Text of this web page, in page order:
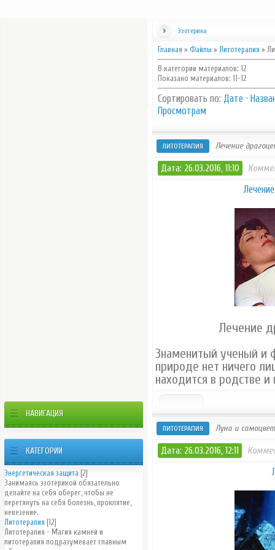
НАВИГАЦИЯ
КАТЕГОРИИ
Энергетическая защита [2]
Занимаясь эзотерикой обязательно
делайте на себя оберег, чтобы не
перетянуть на себя болезнь, проклятие,
невезение.
Литотерапия [12]
Литотерапия - Магия камней и
литотерапия подразумевает главным
Эзотерика
Главная » Файлы » Литотерапия »
В категории материалов: 12
Показано материалов: 11-12
Сортировать по: Дате·
Просмотрам
ЛИТОТЕРАПИЯ Лечение
Дата: 26.03.2016, 11:10
Лечение
Знаменитый ученый и
природе нет ничего
находится в родстве
ЛИТОТЕРАПИЯ Луна и
Дата: 26.03.2016, 12:11